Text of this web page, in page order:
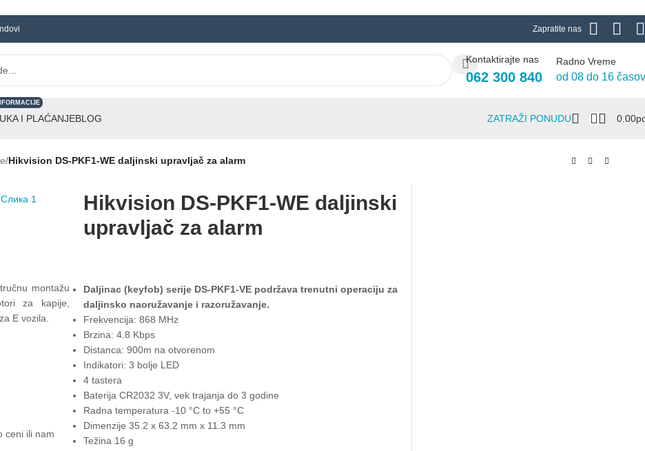
Zapratite nas
Kontaktirajte nas
062 300 840
Radno Vreme
od 08 do 16
I PLAĆANJEBLOG ZATRAŽI PONUDU 0.00
/Hikvision DS-PKF1-WE daljinski upravljač za alarm
montažu
za kapije,
E vozila.
ceni ili nam
Hikvision DS-PKF1-WE daljinski
upravljač za alarm
Daljinac (keyfob) serije DS-PKF1-VE podržava trenutni operaciju za
daljinsko naoružavanje i razoružavanje.
Frekvencija: 868 MHz
Brzina: 4.8 Kbps
Distanca: 900m na otvorenom
Indikatori: 3 bolje LED
4 tastera
Baterija CR2032 3V, vek trajanja do 3 godine
Radna temperatura -10 °C to +55 °C
Dimenzije 35.2 x 63.2 mm x 11.3 mm
Težina 16 g